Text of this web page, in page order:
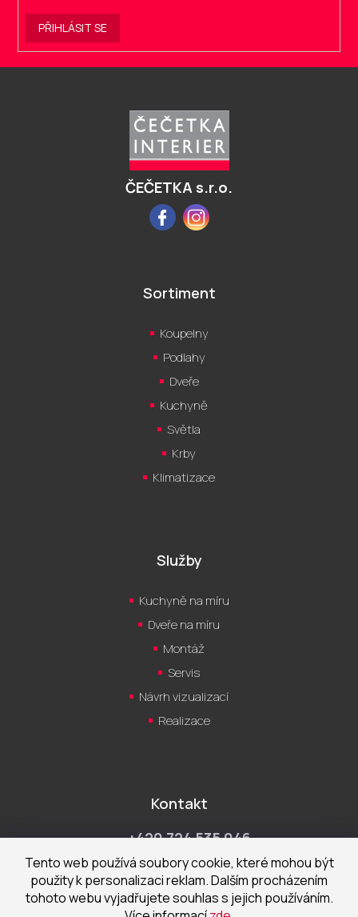
Tento web používá soubory cookie, které mohou být
použity k personalizaci reklam. Dalším procházením
tohoto webu vyjadřujete souhlas s jejich používáním.
PŘIHLÁSIT SE
ČEČETKA s.r.o.
FacebookInstagram
Sortiment
Koupelny
Podlahy
Dveře
Kuchyně
Světla
Krby
Klimatizace
Služby
Kuchyně na míru
Dveře na míru
Montáž
Servis
Návrh vizualizací
Realizace
Kontakt
+420 724 535 046
Po-Pá 9:00 - 18:00 hod
obchod@cecetka.cz